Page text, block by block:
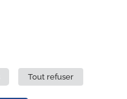
Tout refuser